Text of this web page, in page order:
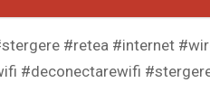
#retea #internet
#deconectarewifi